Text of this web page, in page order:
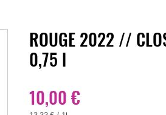
ROUGE 2022 //
0,75 l
10,00 €